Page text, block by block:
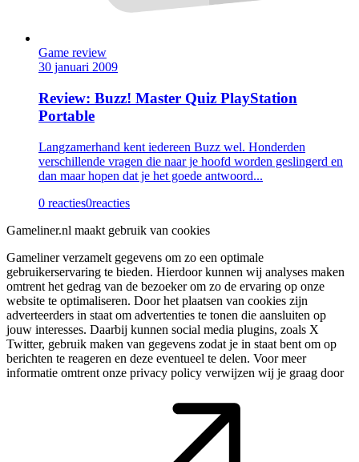
Game review
30 januari 2009
Review: Buzz! Master Quiz PlayStation
Portable
Langzamerhand kent iedereen Buzz wel. Honderden
verschillende vragen die naar je hoofd worden geslingerd en
dan maar hopen dat je het goede antwoord...
0 reacties0reacties
Gameliner.nl maakt gebruik van cookies
Gameliner verzamelt gegevens om zo een optimale
gebruikerservaring te bieden. Hierdoor kunnen wij analyses maken
omtrent het gedrag van de bezoeker om zo de ervaring op onze
website te optimaliseren. Door het plaatsen van cookies zijn
adverteerders in staat om advertenties te tonen die aansluiten op
jouw interesses. Daarbij kunnen social media plugins, zoals X
Twitter, gebruik maken van gegevens zodat je in staat bent om op
berichten te reageren en deze eventueel te delen. Voor meer
informatie omtrent onze privacy policy verwijzen wij je graag door